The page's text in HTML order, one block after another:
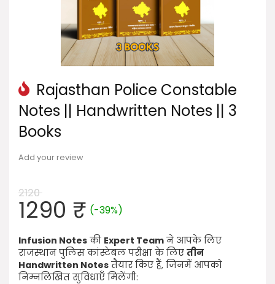
Rajasthan Police Constable
Notes || Handwritten Notes || 3
Books
Add your review
2120
Original
price
was:
2120 ₹.
1290 ₹Current
price
is:
1290 ₹.
(-39%)
Infusion Notes की Expert Team ने आपके लिए
राजस्थान पुलिस कांस्टेबल परीक्षा के लिए तीन
Handwritten Notes तैयार किए हैं, जिनमें आपको
निम्नलिखित सुविधाएँ मिलेंगी: